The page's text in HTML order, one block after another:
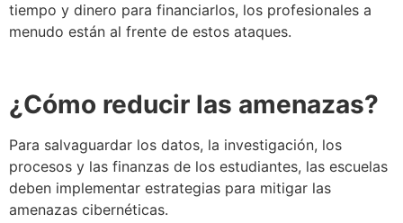
tiempo y dinero para financiarlos, los profesionales a
menudo están al frente de estos ataques.
¿Cómo reducir las amenazas?
Para salvaguardar los datos, la investigación, los
procesos y las finanzas de los estudiantes, las escuelas
deben implementar estrategias para mitigar las
amenazas cibernéticas.